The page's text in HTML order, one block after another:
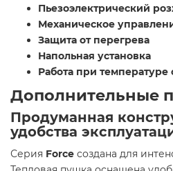
Пьезоэлектрический
Механическое
Защита от перегрева
Напольная установка
Работа при температуре
Дополнительные
Продуманная
удобства
Серия Force создана для